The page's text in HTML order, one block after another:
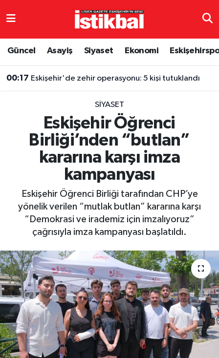
Güncel Asayiş Siyaset Ekonomi
00:17 Eskişehir'de zehir operasyonu: 5 kişi tutuklandı
SIYASET
Eskişehir Öğrenci
Birliği’nden “butlan”
kararına karşı imza
kampanyası
Eskişehir Öğrenci Birliği tarafından CHP’ye
yönelik verilen “mutlak butlan” kararına karşı
“Demokrasi ve irademiz için imzalıyoruz”
çağrısıyla imza kampanyası başlatıldı.
Eskişehirspor
Spor
Eğitim
Sağlık
Yaşam
Resmi ilanlar
Eskişehir Nöbetçi Eczaneler
Eskişehir Trafik Yoğunluk Haritası
TFF 3.Lig 4.Grup Puan Durumu ve Fikstür
Tüm Manşetler
Son Dakika Haberleri
Haber Arşivi